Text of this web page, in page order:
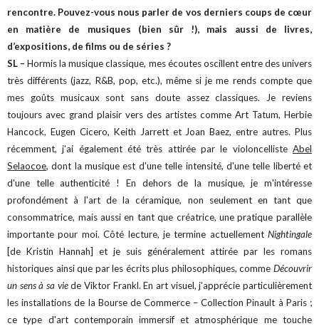
rencontre. Pouvez-vous nous parler de vos derniers coups de cœur
en matière de musiques (bien sûr !), mais aussi de livres,
d’expositions, de films ou de séries ?
SL –Hormis la musique classique, mes écoutes oscillent entre des univers
très différents (jazz, R&B, pop, etc.), même si je me rends compte que
mes goûts musicaux sont sans doute assez classiques. Je reviens
toujours avec grand plaisir vers des artistes comme Art Tatum, Herbie
Hancock, Eugen Cicero, Keith Jarrett et Joan Baez, entre autres. Plus
récemment, j'ai également été très attirée par le violoncelliste Abel
Selaocoe, dont la musique est d'une telle intensité, d'une telle liberté et
d'une telle authenticité ! En dehors de la musique, je m'intéresse
profondément à l'art de la céramique, non seulement en tant que
consommatrice, mais aussi en tant que créatrice, une pratique parallèle
importante pour moi. Côté lecture, je termine actuellement Nightingale
[de Kristin Hannah] et je suis généralement attirée par les romans
historiques ainsi que par les écrits plus philosophiques, comme Découvrir
un sens à sa viede Viktor Frankl. En art visuel, j'apprécie particulièrement
les installations de la Bourse de Commerce – Collection Pinault à Paris ;
ce type d'art contemporain immersif et atmosphérique me touche